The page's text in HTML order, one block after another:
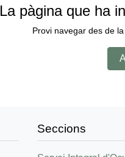
La pàgina que ha
Provi navegar des de
Seccions